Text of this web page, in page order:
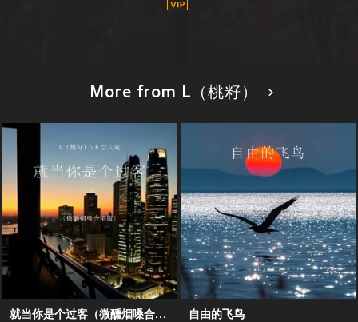
More from L（桃籽）
就当你是个过客（微醺烟嗓合唱版） 自由的飞鸟